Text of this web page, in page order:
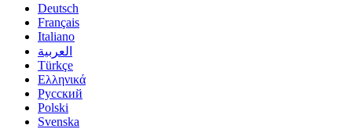
Deutsch
Français
Italiano
العربية
Türkçe
Ελληνικά
Русский
Polski
Svenska